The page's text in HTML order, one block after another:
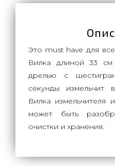
Это must have для
Вилка длиной 33
дрелью с
секунды измельчит
Вилка измельчителя
может быть
очистки и хранения.